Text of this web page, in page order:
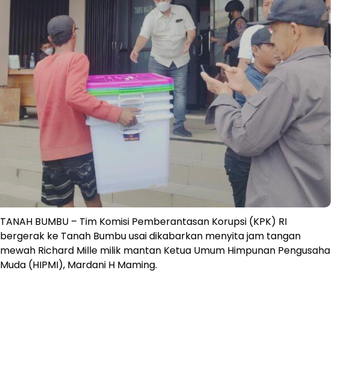
TANAH BUMBU – Tim Komisi Pemberantasan Korupsi (KPK) RI
bergerak ke Tanah Bumbu usai dikabarkan menyita jam tangan
mewah Richard Mille milik mantan Ketua Umum Himpunan Pengusaha
Muda (HIPMI), Mardani H Maming.